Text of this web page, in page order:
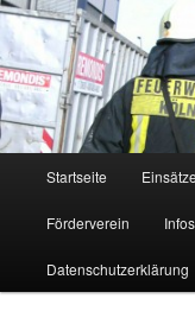
Zum
primären
Inhalt
springenFF Köln,
Freiwillige Feuerwehr
Startseite Einsätze
Förderverein
Datenschutzerklärung